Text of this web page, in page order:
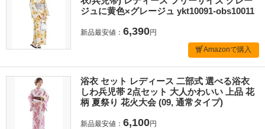
ジュに黄色×グレージュ ykt10091-obs10011
新品最安値： 6,390円
Amazonで購入
浴衣 セット レディース 二部式 選べる浴衣
しわ兵児帯 2点セット 大人かわいい 上品 花
柄 夏祭り 花火大会 (09, 通常タイプ)
新品最安値： 6,100円